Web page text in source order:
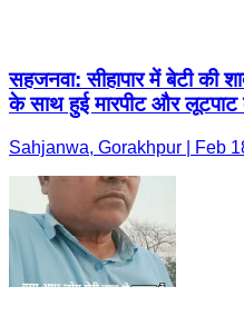
सहजनवा: सीहापार में बेटी की
के साथ हुई मारपीट और लूटपाट
Sahjanwa, Gorakhpur | Feb